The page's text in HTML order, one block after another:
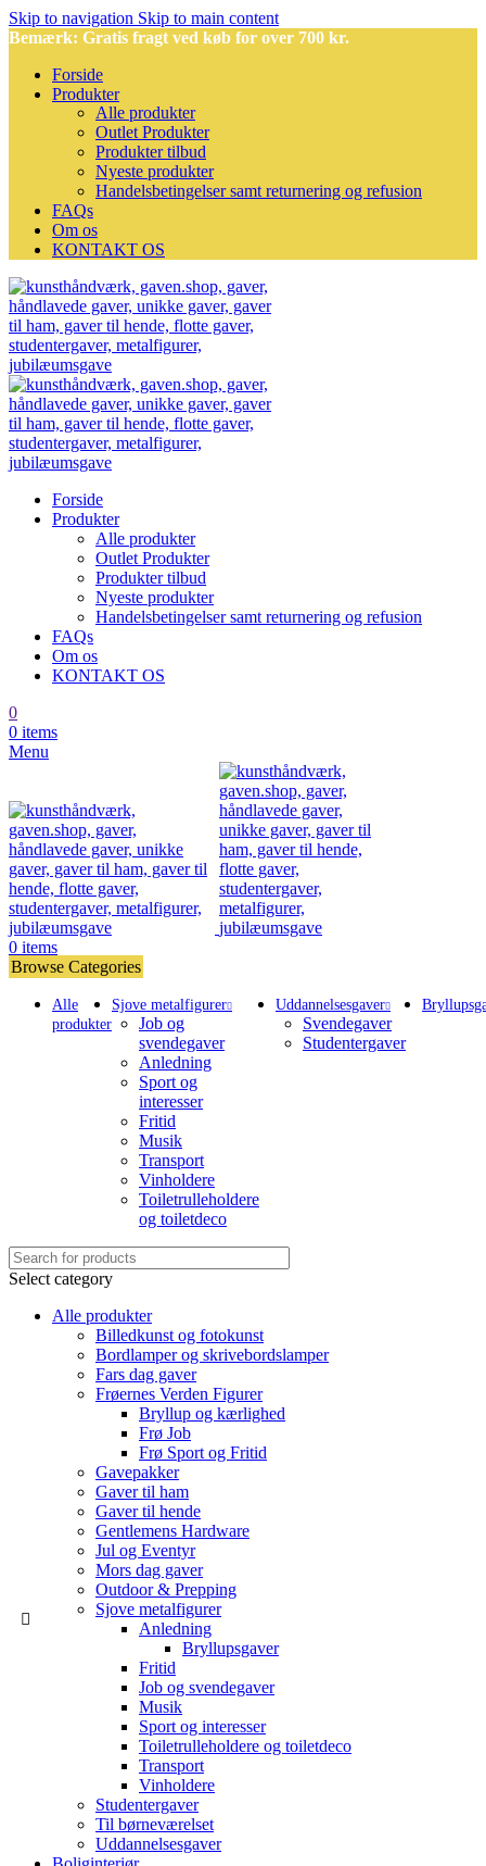
Skip to navigation Skip to main content
Bemærk: Gratis fragt ved køb for over 700 kr.
Forside
Produkter
Alle produkter
Outlet Produkter
Produkter tilbud
Nyeste produkter
Handelsbetingelser samt returnering og refusion
FAQs
Om os
KONTAKT OS
Forside
Produkter
Alle produkter
Outlet Produkter
Produkter tilbud
Nyeste produkter
Handelsbetingelser samt returnering og refusion
FAQs
Om os
KONTAKT OS
0
0 items
Menu
0 items
Browse Categories
Alle
produkter
Sjove metalfigurer
Job og
svendegaver
Anledning
Sport og
interesser
Fritid
Musik
Transport
Vinholdere
Toiletrulleholdere
og toiletdeco
Uddannelsesgaver
Svendegaver
Studentergaver
Select category
Alle produkter
Billedkunst og fotokunst
Bordlamper og skrivebordslamper
Fars dag gaver
Frøernes Verden Figurer
Bryllup og kærlighed
Frø Job
Frø Sport og Fritid
Gavepakker
Gaver til ham
Gaver til hende
Gentlemens Hardware
Jul og Eventyr
Mors dag gaver
Outdoor & Prepping
Sjove metalfigurer
Anledning
Bryllupsgaver
Fritid
Job og svendegaver
Musik
Sport og interesser
Toiletrulleholdere og toiletdeco
Transport
Vinholdere
Studentergaver
Til børneværelset
Uddannelsesgaver